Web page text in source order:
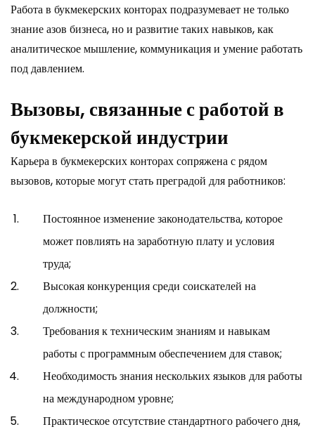
Работа в букмекерских конторах подразумевает не только
знание азов бизнеса, но и развитие таких навыков, как
аналитическое мышление, коммуникация и умение работать
под давлением.
Вызовы, связанные с работой в
букмекерской индустрии
Карьера в букмекерских конторах сопряжена с рядом
вызовов, которые могут стать преградой для работников:
Постоянное изменение законодательства, которое
может повлиять на заработную плату и условия
труда;
Высокая конкуренция среди соискателей на
должности;
Требования к техническим знаниям и навыкам
работы с программным обеспечением для ставок;
Необходимость знания нескольких языков для работы
на международном уровне;
Практическое отсутствие стандартного рабочего дня,